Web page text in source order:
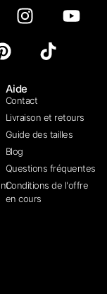
Aide
Contact
Livraison et retours
Guide des tailles
Blog
Questions fréquentes
Conditions de l'offre
en cours